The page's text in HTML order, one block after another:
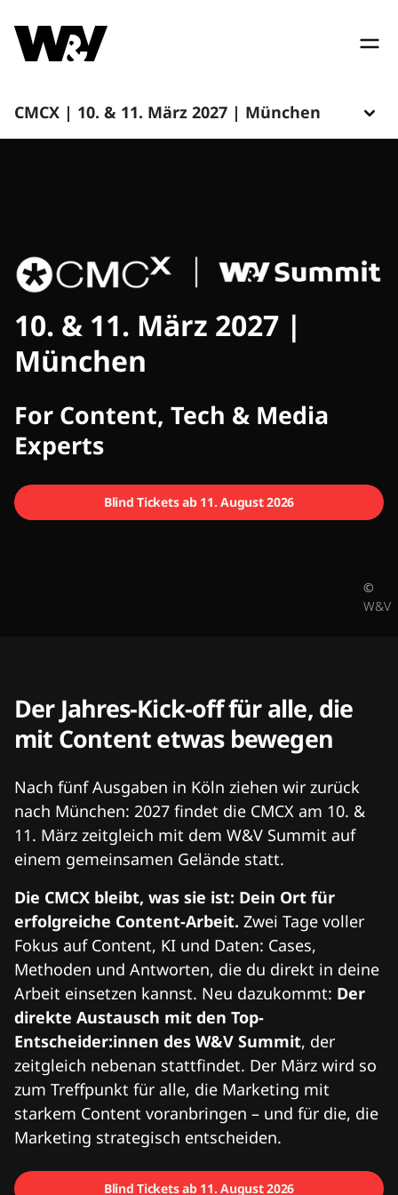
CMCX | 10. & 11. März 2027 | München
CMCX
10. & 11. März 2027 |
München
For Content, Tech & Media
Experts
Blind Tickets ab 11. August 2026
©
W&V
Der Jahres-Kick-off für alle, die
mit Content etwas bewegen
Nach fünf Ausgaben in Köln ziehen wir zurück
nach München: 2027 findet die CMCX am 10. &
11. März zeitgleich mit dem W&V Summit auf
einem gemeinsamen Gelände statt.
Die CMCX bleibt, was sie ist: Dein Ort für
erfolgreiche Content-Arbeit. Zwei Tage voller
Fokus auf Content, KI und Daten: Cases,
Methoden und Antworten, die du direkt in deine
Arbeit einsetzen kannst. Neu dazukommt: Der
direkte Austausch mit den Top-
Entscheider:innen des W&V Summit, der
zeitgleich nebenan stattfindet. Der März wird so
zum Treffpunkt für alle, die Marketing mit
starkem Content voranbringen – und für die, die
Marketing strategisch entscheiden.
Blind Tickets ab 11. August 2026